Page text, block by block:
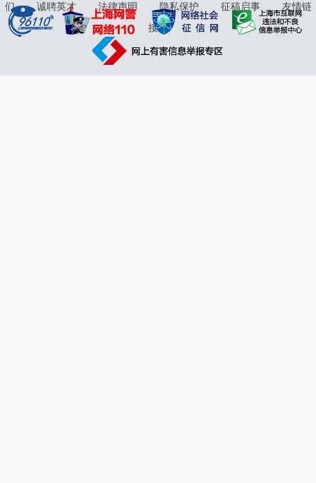
们
诚聘英才 法律声明 隐私保护 征稿启事
友情链
接